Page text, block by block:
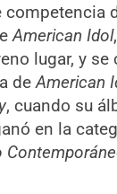
competencia
American Idol
lugar, y se
deAmerican
, cuando su
en la